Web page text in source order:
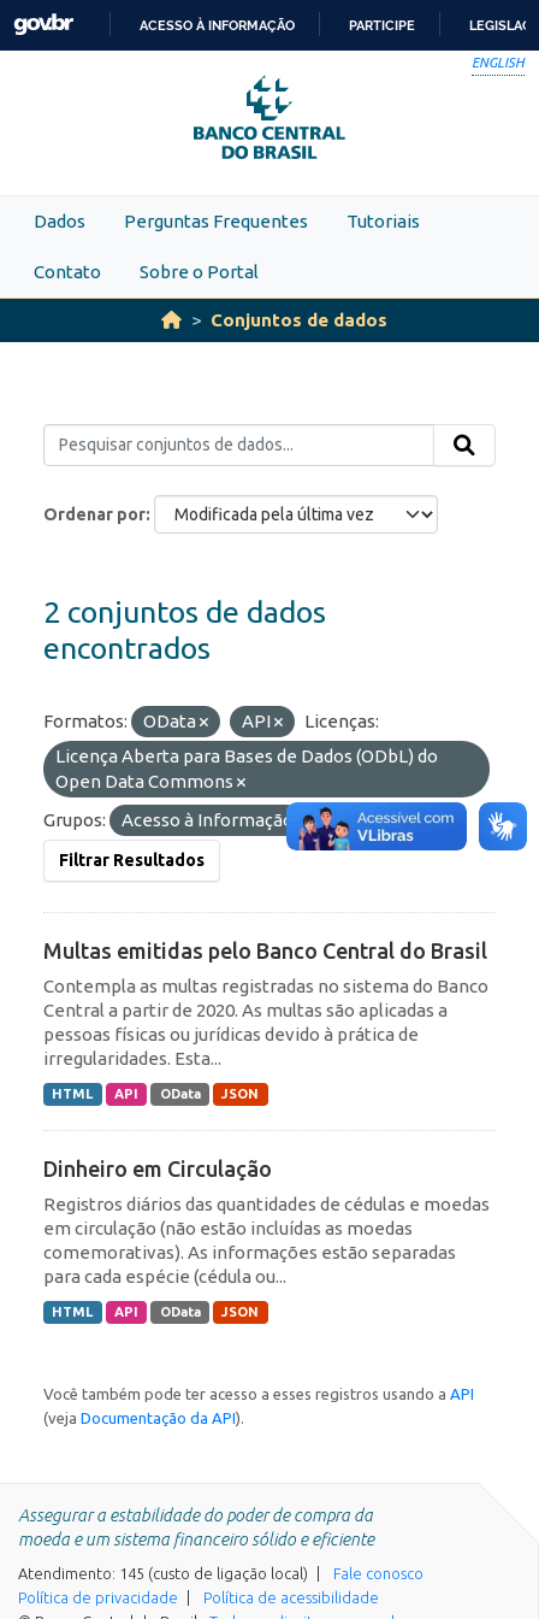
Skip to main content
PARA
O
CONTEÚDO
ACESSO À INFORMAÇÃO PARTICIPE
ENGLISH
Dados Perguntas Frequentes Tutoriais
Contato Sobre o Portal
Conjuntos de dados
Ordenar por
2 conjuntos de dados
encontrados
Formatos: OData API
Licenças:
Licença Aberta para Bases de Dados (ODbL) do
Open Data Commons
Grupos:
Acesso à Informação
Filtrar Resultados
Multas emitidas pelo Banco Central do Brasil
Contempla as multas registradas no sistema do Banco
Central a partir de 2020. As multas são aplicadas a
pessoas físicas ou jurídicas devido à prática de
irregularidades. Esta...
HTML API OData JSON
Dinheiro em Circulação
Registros diários das quantidades de cédulas e moedas
em circulação (não estão incluídas as moedas
comemorativas). As informações estão separadas
para cada espécie (cédula ou...
HTML API OData JSON
Você também pode ter acesso a esses registros usando a API
(veja Documentação da API).
Assegurar a estabilidade do poder de compra da
moeda e um sistema financeiro sólido e eficiente
Atendimento: 145 (custo de ligação local)
Fale conosco
Política de privacidade
Política de acessibilidade